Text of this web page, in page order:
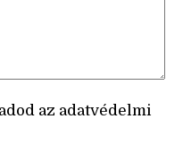
az adatvédelmi